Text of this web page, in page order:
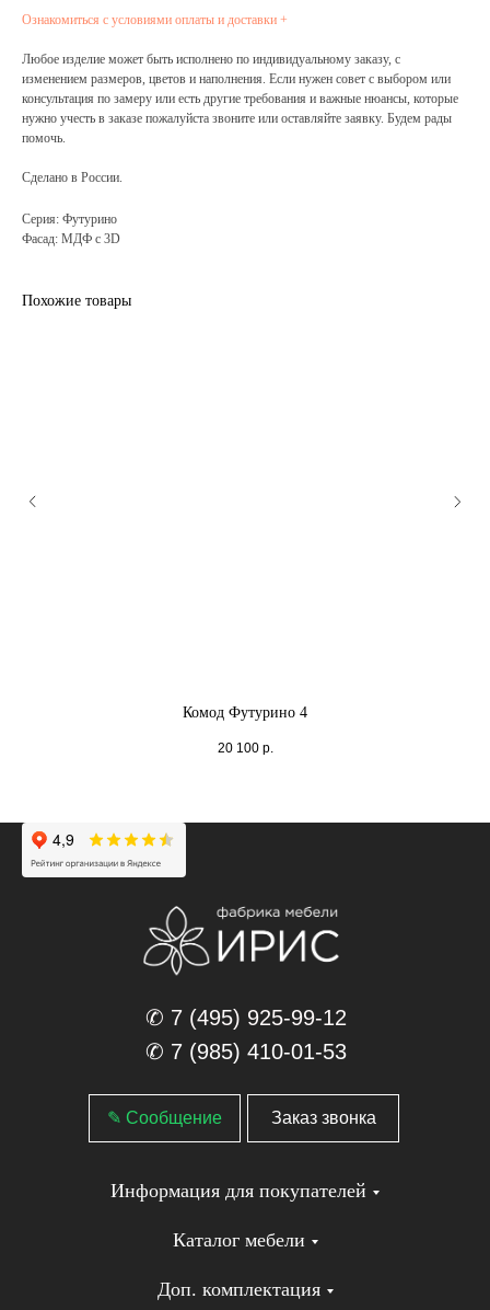
Ознакомиться с условиями оплаты и доставки +
Любое изделие может быть исполнено по индивидуальному заказу, с
изменением размеров, цветов и наполнения. Если нужен совет с выбором или
консультация по замеру или есть другие требования и важные нюансы, которые
нужно учесть в заказе пожалуйста звоните или оставляйте заявку. Будем рады
помочь.
Сделано в России.
Серия: Футурино
Фасад: МДФ с 3D
Похожие товары
Комод Футурино 4
20 100 р.
✆ 7 (495) 925-99-12
✆ 7 (985) 410-01-53
✎ Сообщение Заказ звонка
Информация для покупателей
Каталог мебели
Доп. комплектация